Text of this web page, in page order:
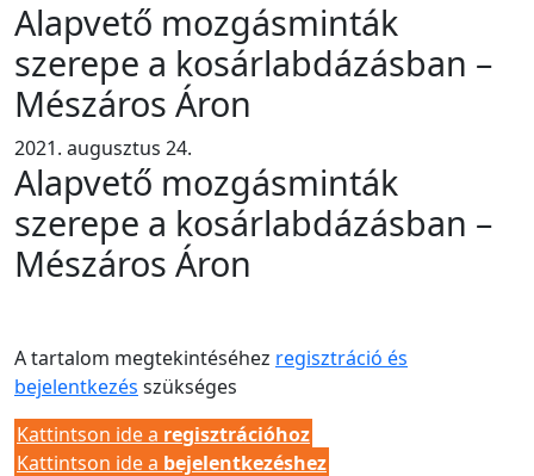
Alapvető mozgásminták
szerepe a kosárlabdázásban –
Mészáros Áron
2021. augusztus 24.
Alapvető mozgásminták
szerepe a kosárlabdázásban –
Mészáros Áron
A tartalom megtekintéséhez regisztráció és
bejelentkezés szükséges
Kattintson ide a regisztrációhoz
Kattintson ide a bejelentkezéshez